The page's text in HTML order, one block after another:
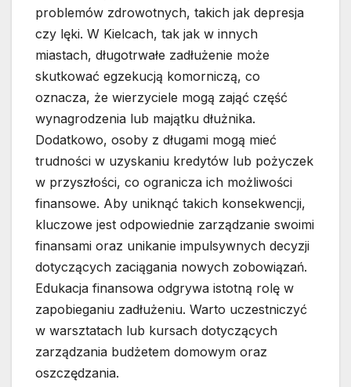
problemów zdrowotnych, takich jak depresja
czy lęki. W Kielcach, tak jak w innych
miastach, długotrwałe zadłużenie może
skutkować egzekucją komorniczą, co
oznacza, że wierzyciele mogą zająć część
wynagrodzenia lub majątku dłużnika.
Dodatkowo, osoby z długami mogą mieć
trudności w uzyskaniu kredytów lub pożyczek
w przyszłości, co ogranicza ich możliwości
finansowe. Aby uniknąć takich konsekwencji,
kluczowe jest odpowiednie zarządzanie swoimi
finansami oraz unikanie impulsywnych decyzji
dotyczących zaciągania nowych zobowiązań.
Edukacja finansowa odgrywa istotną rolę w
zapobieganiu zadłużeniu. Warto uczestniczyć
w warsztatach lub kursach dotyczących
zarządzania budżetem domowym oraz
oszczędzania.